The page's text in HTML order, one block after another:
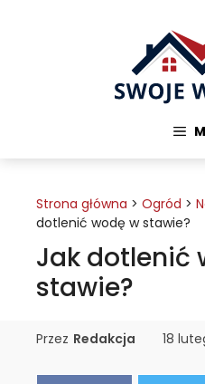
Strona główna > Ogród >
dotlenić wodę w stawie?
Jak dotlenić
stawie?
Przez Redakcja 18